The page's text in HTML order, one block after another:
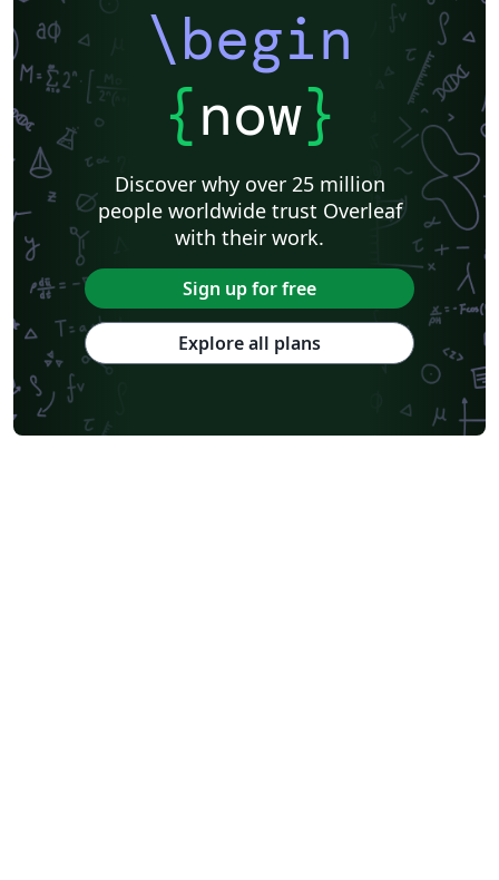
\begin
{now}
Discover why over 25 million
people worldwide trust Overleaf
with their work.
Sign up for free
Explore all plans